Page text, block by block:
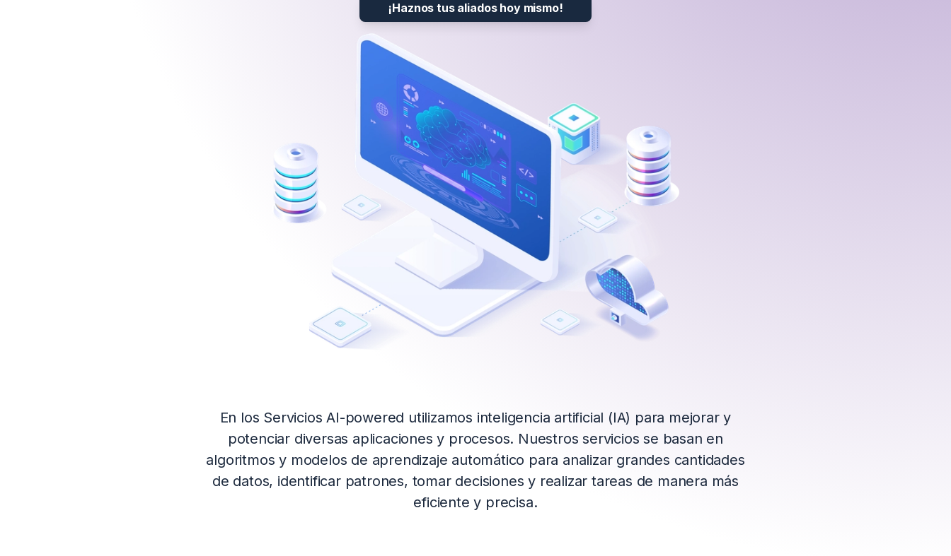
¡Haznos tus aliados hoy mismo!
En los Servicios AI-powered utilizamos inteligencia artificial (IA) para mejorar y
potenciar diversas aplicaciones y procesos. Nuestros servicios se basan en
algoritmos y modelos de aprendizaje automático para analizar grandes cantidades
de datos, identificar patrones, tomar decisiones y realizar tareas de manera más
eficiente y precisa.